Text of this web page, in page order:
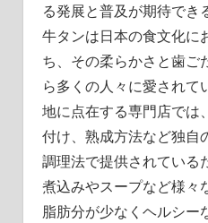
る発展と普及が期待でき
牛タンは日本の食文化に
ち、その柔らかさと歯ご
ら多くの人々に愛されて
地に点在する専門店では
付け、熟成方法など独自
調理法で提供されている
煮込みやスープなど様々
脂肪分が少なくヘルシー